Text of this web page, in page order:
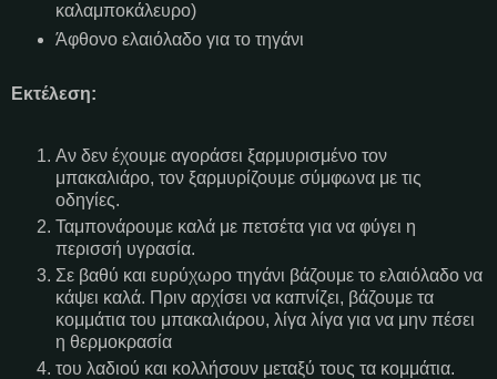
καλαμποκάλευρο)
Άφθονο ελαιόλαδο για το τηγάνι
Εκτέλεση:
Αν δεν έχουμε αγοράσει ξαρμυρισμένο τον
μπακαλιάρο, τον ξαρμυρίζουμε σύμφωνα με τις
οδηγίες.
Ταμπονάρουμε καλά με πετσέτα για να φύγει η
περισσή υγρασία.
Σε βαθύ και ευρύχωρο τηγάνι βάζουμε το ελαιόλαδο να
κάψει καλά. Πριν αρχίσει να καπνίζει, βάζουμε τα
κομμάτια του μπακαλιάρου, λίγα λίγα για να μην πέσει
η θερμοκρασία
του λαδιού και κολλήσουν μεταξύ τους τα κομμάτια.